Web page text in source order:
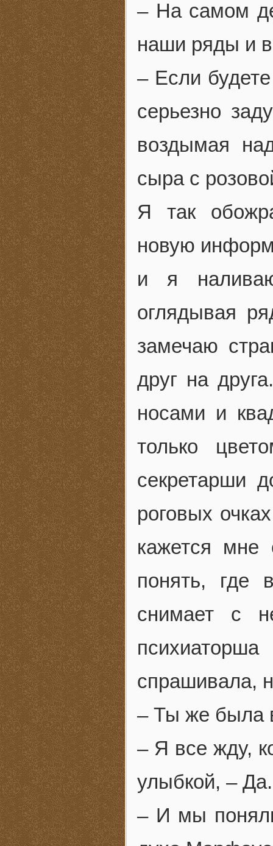
– На самом
наши ряды и
– Если
серьезно
воздымая
сыра с
Я так
новую
и я
оглядывая
замечаю
друг на
носами и
только
секретарши
роговых
кажется
понять, где
снимает с
спрашивала,
– Ты же была
– Я все жду,
улыбкой, –
– И мы